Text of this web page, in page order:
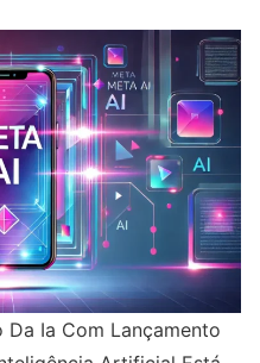
Da Ia Com Lançamento